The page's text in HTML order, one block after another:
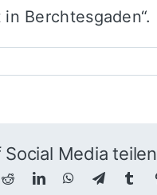
Berchtesgaden“.
Social Media teilen